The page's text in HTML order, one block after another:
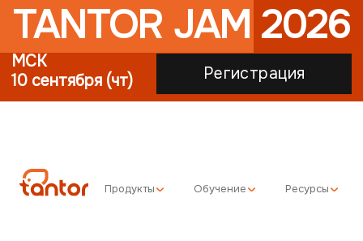
Регистрация
TANTOR JAM 2026
10 сентября (чт)
Продукты Обучение Ресурсы